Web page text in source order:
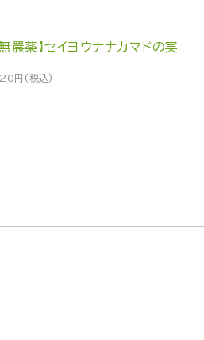
無農薬】セイヨウナナカマドの実
円(税込)